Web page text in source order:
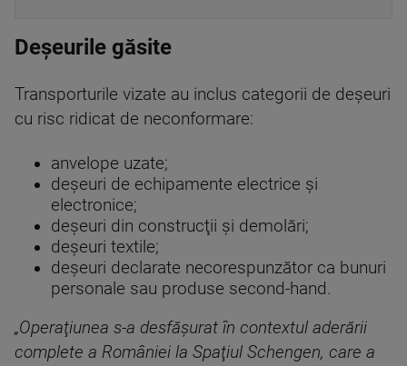
Deșeurile găsite
Transporturile vizate au inclus categorii de deşeuri
cu risc ridicat de neconformare:
anvelope uzate;
deşeuri de echipamente electrice şi
electronice;
deşeuri din construcţii şi demolări;
deşeuri textile;
deşeuri declarate necorespunzător ca bunuri
personale sau produse second-hand.
„Operaţiunea s-a desfăşurat în contextul aderării
complete a României la Spaţiul Schengen, care a